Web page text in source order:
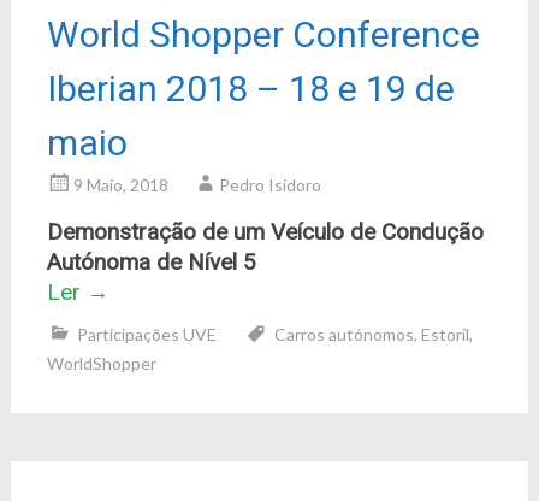
World Shopper Conference
Iberian 2018 – 18 e 19 de
maio
9 Maio, 2018 Pedro Isidoro
Demonstração de um Veículo de Condução
Autónoma de Nível 5
Ler →
Participações UVE Carros autónomos, Estoril,
WorldShopper